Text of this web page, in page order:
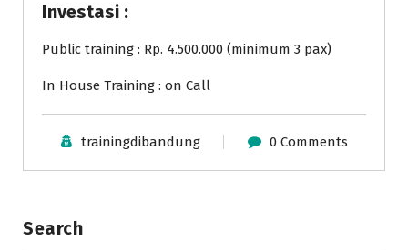
Investasi :
Public training : Rp. 4.500.000 (minimum 3 pax)
In House Training : on Call
trainingdibandung 0 Comments
Search